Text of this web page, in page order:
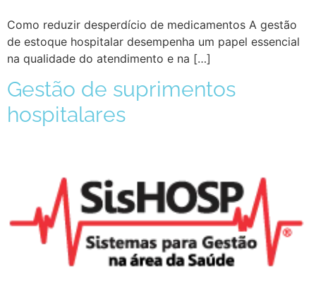
Como reduzir desperdício de medicamentos A gestão
de estoque hospitalar desempenha um papel essencial
na qualidade do atendimento e na […]
Gestão de suprimentos
hospitalares